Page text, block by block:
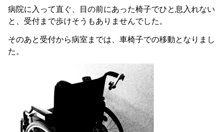
病院に入って直ぐ、目の前にあった椅子でひと息入れない
と、受付まで歩けそうもありませんでした。
そのあと受付から病室までは、車椅子での移動となりまし
た。